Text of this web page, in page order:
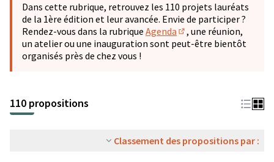
−
Dans cette rubrique, retrouvez les 110 projets lauréats
de la 1ère édition et leur avancée. Envie de participer ?
Rendez-vous dans la rubrique Agenda
(S'ouvre dans un
, une réunion,
un atelier ou une inauguration sont peut-être bientôt
organisés près de chez vous !
110 propositions
Classement des propositions par :